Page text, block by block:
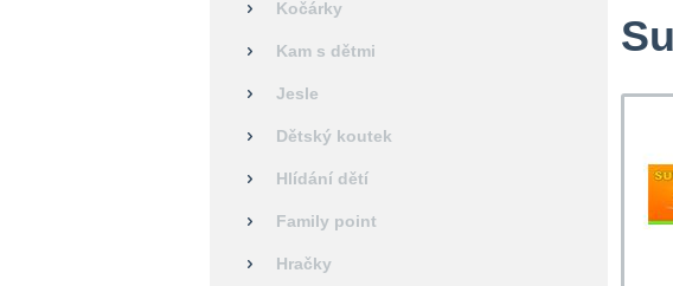
Kočárky
Kam s dětmi
Jesle
Dětský koutek
Hlídání dětí
Family point
Hračky